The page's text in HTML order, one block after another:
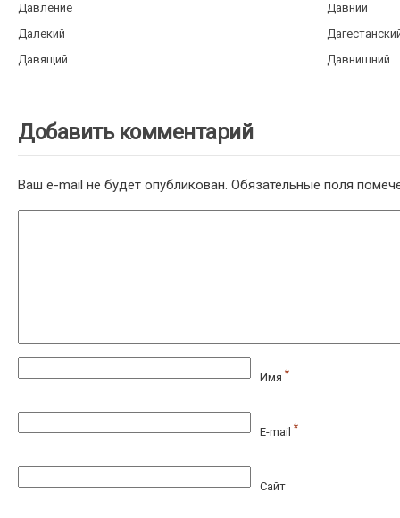
Давление
Давний
Далекий
Давящий
Давнишний
Добавить комментарий
Ваш e-mail не будет опубликован. Обязательные поля
Имя *
E-mail *
Сайт